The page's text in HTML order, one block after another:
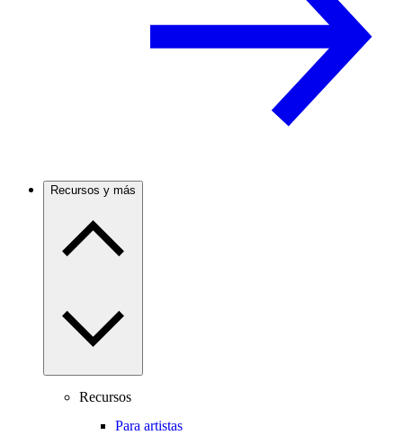
Recursos y más
Recursos
Para artistas